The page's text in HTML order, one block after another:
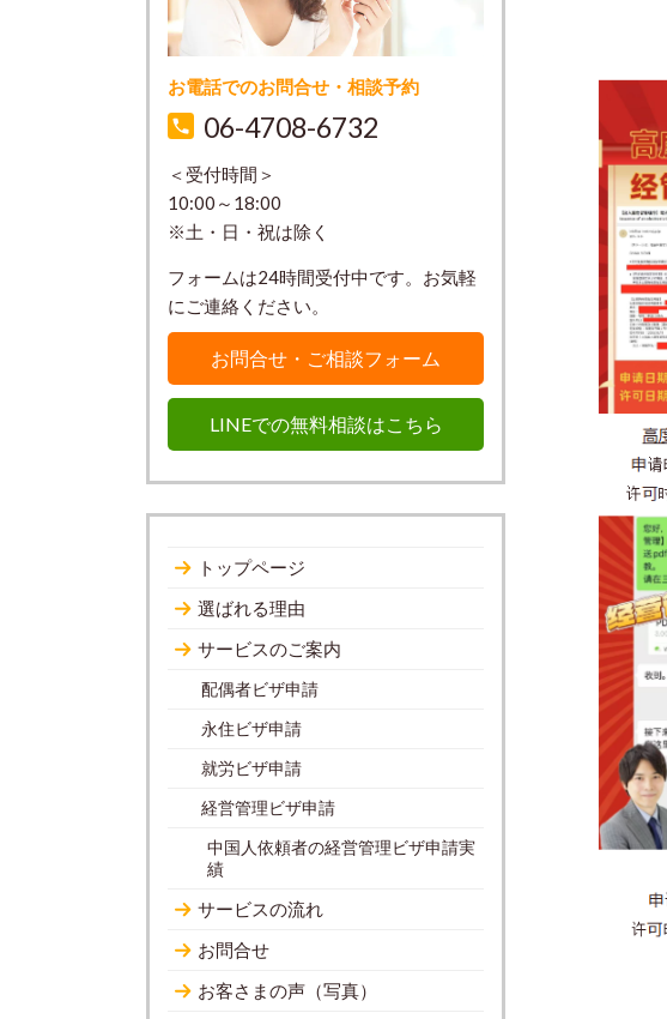
お電話でのお問合せ・相談予約
06-4708-6732
＜受付時間＞
10:00～18:00
※土・日・祝は除く
フォームは24時間受付中です。お気軽
にご連絡ください。
お問合せ・ご相談フォーム
LINEでの無料相談はこちら
トップページ
選ばれる理由
サービスのご案内
配偶者ビザ申請
永住ビザ申請
就労ビザ申請
経営管理ビザ申請
中国人依頼者の経営管理ビザ申請実
績
サービスの流れ
お問合せ
お客さまの声（写真）